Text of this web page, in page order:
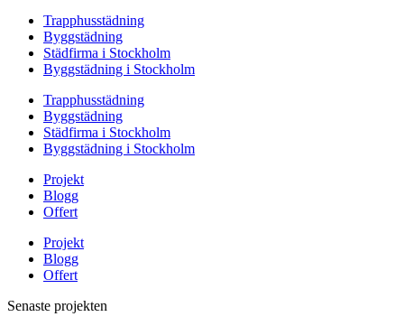
Trapphusstädning
Byggstädning
Städfirma i Stockholm
Byggstädning i Stockholm
Trapphusstädning
Byggstädning
Städfirma i Stockholm
Byggstädning i Stockholm
Projekt
Blogg
Offert
Projekt
Blogg
Offert
Senaste projekten